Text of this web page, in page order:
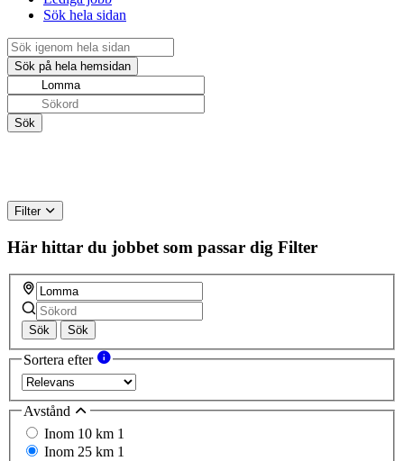
Sök hela sidan
Filter
Här hittar du jobbet som passar dig Filter
Sök Sök
Sortera efter
Avstånd
Inom 10 km 1
Inom 25 km 1